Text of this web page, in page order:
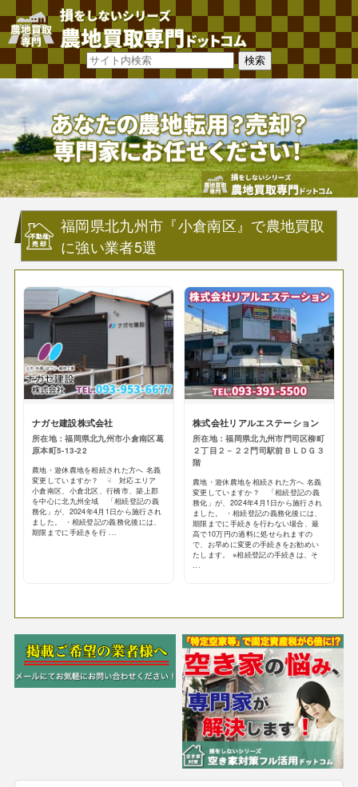
福岡県北九州市『小倉南区』で農地買取
に強い業者5選
ナガセ建設株式会社
所在地：福岡県北九州市小倉南区葛
原本町5-13-22
農地・遊休農地を相続された方へ 名義
変更していますか？ ☟ 対応エリア
小倉南区、小倉北区、行橋市、築上郡
を中心に北九州全域 「相続登記の義
務化」が、2024年4月1日から施行され
ました。 ・相続登記の義務化後には、
期限までに手続きを行 ...
株式会社リアルエステーション
所在地：福岡県北九州市門司区柳町
２丁目２－２２門司駅前ＢＬＤＧ３
階
農地・遊休農地を相続された方へ 名義
変更していますか？ 「相続登記の義
務化」が、2024年4月1日から施行され
ました。 ・相続登記の義務化後には、
期限までに手続きを行わない場合、最
高で10万円の過料に処せられますの
で、お早めに変更の手続きをお勧めい
たします。 ※相続登記の手続きは、そ
...